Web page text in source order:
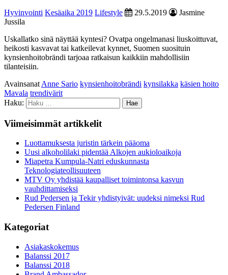
Hyvinvointi Kesäaika 2019 Lifestyle 29.5.2019
Jasmine
Jussila
Uskallatko sinä näyttää kyntesi? Ovatpa ongelmanasi liuskoittuvat,
heikosti kasvavat tai katkeilevat kynnet, Suomen suosituin
kynsienhoitobrändi tarjoaa ratkaisun kaikkiin mahdollisiin
tilanteisiin.
Avainsanat Anne Sario kynsienhoitobrändi kynsilakka käsien hoito
Mavala trendivärit
Haku:
Viimeisimmät artikkelit
Luottamuksesta juristin tärkein pääoma
Uusi alkoholilaki pidentää Alkojen aukioloaikoja
Miapetra Kumpula-Natri eduskunnasta
Teknologiateollisuuteen
MTV Oy yhdistää kaupalliset toimintonsa kasvun
vauhdittamiseksi
Rud Pedersen ja Tekir yhdistyivät: uudeksi nimeksi Rud
Pedersen Finland
Kategoriat
Asiakaskokemus
Balanssi 2017
Balanssi 2018